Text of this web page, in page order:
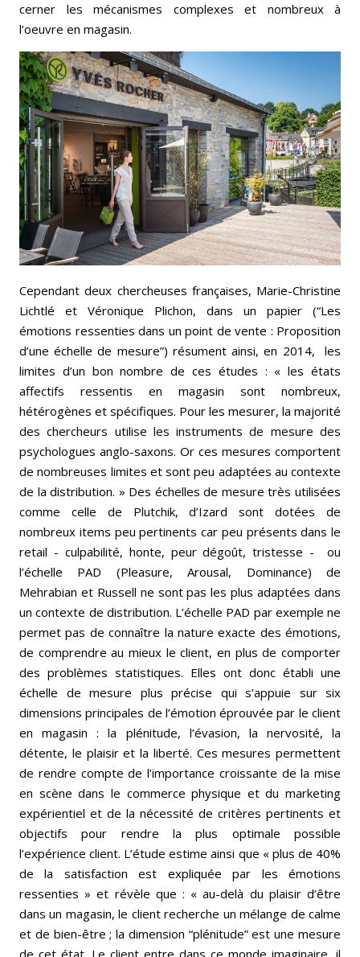
cerner les mécanismes complexes et nombreux à
l’oeuvre en magasin.
Cependant deux chercheuses françaises, Marie-Christine
Lichtlé et Véronique Plichon, dans un papier (“Les
émotions ressenties dans un point de vente : Proposition
d’une échelle de mesure”) résument ainsi, en 2014, les
limites d’un bon nombre de ces études : « les états
affectifs ressentis en magasin sont nombreux,
hétérogènes et spécifiques. Pour les mesurer, la majorité
des chercheurs utilise les instruments de mesure des
psychologues anglo-saxons. Or ces mesures comportent
de nombreuses limites et sont peu adaptées au contexte
de la distribution. » Des échelles de mesure très utilisées
comme celle de Plutchik, d’Izard sont dotées de
nombreux items peu pertinents car peu présents dans le
retail - culpabilité, honte, peur dégoût, tristesse - ou
l’échelle PAD (Pleasure, Arousal, Dominance) de
Mehrabian et Russell ne sont pas les plus adaptées dans
un contexte de distribution. L’échelle PAD par exemple ne
permet pas de connaître la nature exacte des émotions,
de comprendre au mieux le client, en plus de comporter
des problèmes statistiques. Elles ont donc établi une
échelle de mesure plus précise qui s’appuie sur six
dimensions principales de l’émotion éprouvée par le client
en magasin : la plénitude, l’évasion, la nervosité, la
détente, le plaisir et la liberté. Ces mesures permettent
de rendre compte de l’importance croissante de la mise
en scène dans le commerce physique et du marketing
expérientiel et de la nécessité de critères pertinents et
objectifs pour rendre la plus optimale possible
l’expérience client. L’étude estime ainsi que « ​​plus de 40%
de la satisfaction est expliquée par les émotions
ressenties » et révèle que : « au-delà du plaisir d’être
dans un magasin, le client recherche un mélange de calme
et de bien-être ; la dimension “plénitude” est une mesure